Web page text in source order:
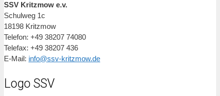
SSV Kritzmow e.v.
Schulweg 1c
18198 Kritzmow
Telefon: +49 38207 74080
Telefax: +49 38207 436
E-Mail: info@ssv-kritzmow.de
Logo SSV